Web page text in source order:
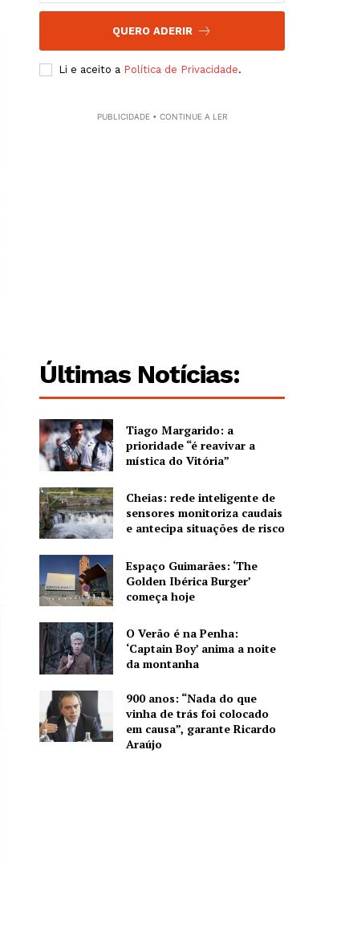
QUERO ADERIR
Li e aceito a Política de Privacidade.
PUBLICIDADE • CONTINUE A LER
Últimas Notícias:
Tiago Margarido: a
prioridade “é reavivar a
mística do Vitória”
Cheias: rede inteligente de
sensores monitoriza caudais
e antecipa situações de risco
Espaço Guimarães: ‘The
Golden Ibérica Burger’
começa hoje
O Verão é na Penha:
‘Captain Boy’ anima a noite
da montanha
900 anos: “Nada do que
vinha de trás foi colocado
em causa”, garante Ricardo
Araújo